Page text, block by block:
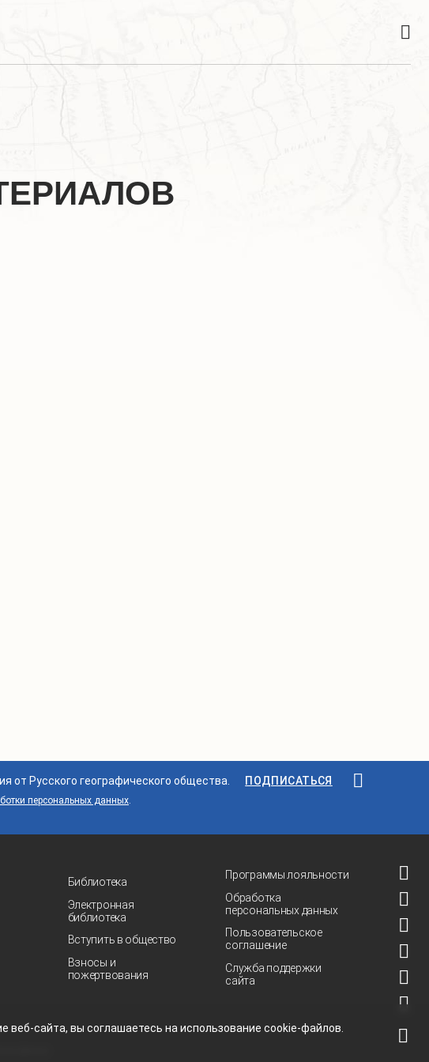
от Русского географического общества. ПОДПИСАТЬСЯ
персональных данных.
Библиотека
Электронная
библиотека
Вступить в общество
Взносы и
пожертвования
Программы лояльности
Обработка
персональных данных
Пользовательское
соглашение
Служба поддержки
сайта
веб-сайта, вы соглашаетесь на использование cookie-файлов.